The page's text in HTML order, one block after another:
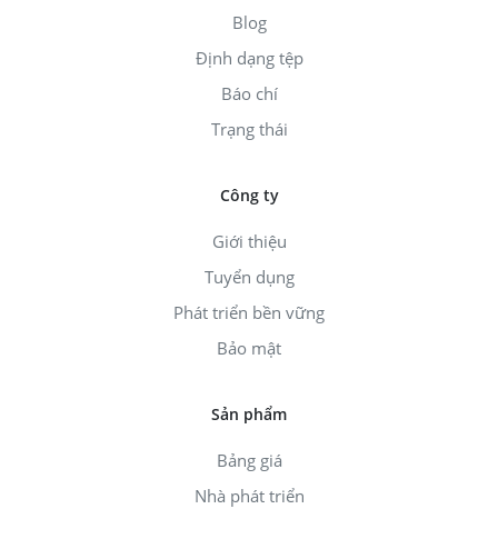
Blog
Định dạng tệp
Báo chí
Trạng thái
Công ty
Giới thiệu
Tuyển dụng
Phát triển bền vững
Bảo mật
Sản phẩm
Bảng giá
Nhà phát triển